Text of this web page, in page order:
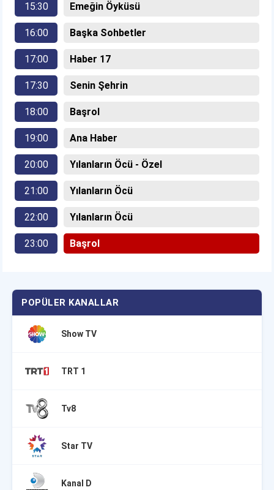
15:30 Emeğin Öyküsü
16:00 Başka Sohbetler
17:00 Haber 17
17:30 Senin Şehrin
18:00 Başrol
19:00 Ana Haber
20:00 Yılanların Öcü - Özel
21:00 Yılanların Öcü
22:00 Yılanların Öcü
23:00 Başrol
POPÜLER KANALLAR
Show TV
TRT 1
Tv8
Star TV
Kanal D